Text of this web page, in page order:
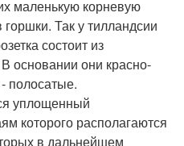
маленькую корневую
Так у тилландсии
состоит из
основании они красно-
полосатые.
уплощенный
которого располагаются
в дальнейшем